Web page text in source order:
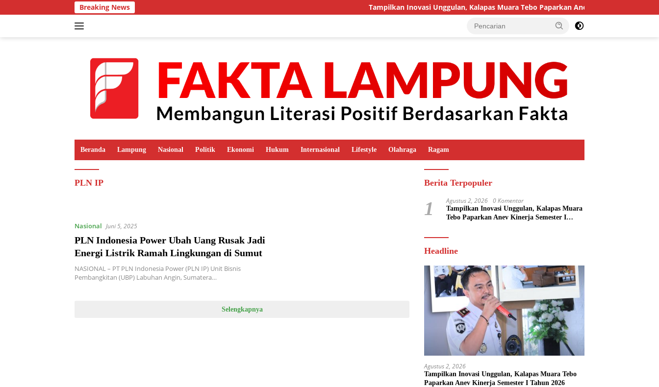
ke
Breaking News Tampilkan Inovasi Unggulan, Kalapas Muara Tebo Paparkan Anev Kinerja Semester I
Beranda Lampung Nasional Politik Ekonomi Hukum Internasional Lifestyle Olahraga Ragam
PLN IP
Nasional Juni 5, 2025
PLN Indonesia Power Ubah Uang Rusak Jadi
Energi Listrik Ramah Lingkungan di Sumut
NASIONAL – PT PLN Indonesia Power (PLN IP) Unit Bisnis
Pembangkitan (UBP) Labuhan Angin, Sumatera…
Selengkapnya
Berita Terpopuler
1 Agustus 2, 2026 0 Komentar
Tampilkan Inovasi Unggulan, Kalapas Muara
Tebo Paparkan Anev Kinerja Semester I
Headline
Agustus 2, 2026
Tampilkan Inovasi Unggulan, Kalapas Muara Tebo
Paparkan Anev Kinerja Semester I Tahun 2026